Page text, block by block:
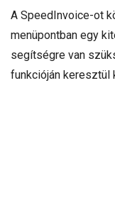
A SpeedInvoice-ot
menüpontban egy
segítségre van
funkcióján keresztül